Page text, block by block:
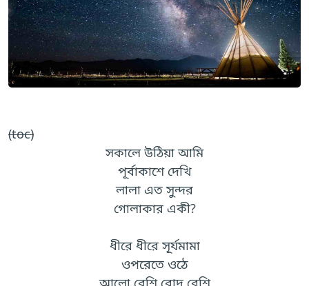
(toc)
সকালে উঠিয়া আমি
পূর্বাকাশে দেখি
লালা এত সুন্দর
গোলাকার একী?
ধীরে ধীরে সূর্যমামা
ওপরেতে ওঠে